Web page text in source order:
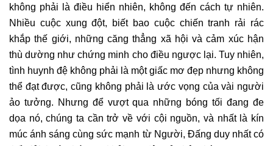
không phải là điều hiển nhiên, không đến cách tự nhiên.
Nhiều cuộc xung đột, biết bao cuộc chiến tranh rải rác
khắp thế giới, những căng thẳng xã hội và cảm xúc hận
thù dường như chứng minh cho điều ngược lại. Tuy nhiên,
tình huynh đệ không phải là một giấc mơ đẹp nhưng không
thể đạt được, cũng không phải là ước vọng của vài người
ảo tưởng. Nhưng để vượt qua những bóng tối đang đe
dọa nó, chúng ta cần trở về với cội nguồn, và nhất là kín
múc ánh sáng cùng sức mạnh từ Người, Đấng duy nhất có